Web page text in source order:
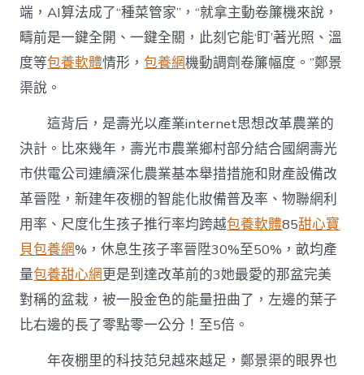
端，AI算法成了“種菜管家”，“就拿主動卷簾機來說，
疇前是一鍵全開、一鍵全關，此刻它能‘盯’著光照、溫
度等包養軟體情形，包養網機動調劑卷簾幅度。”鄭景
渠說。
這背后，是壽光以產業internet思想改革農業的
決計。比來幾年，壽光市農業鄉村部分結合國網壽光
市供電公司連續深化農業基本舉措措施和財產設備改
革晉陞，新建年夜棚的智能化妝備普及率、物聯網利
用率、尺度化生孩子推行率均跨越包養軟體85甜心寶
貝包養網%，休息生孩子率晉陞30%至50%，畝均產
量包養甜心網更是到達改革前的3她最愛的那盆完美
對稱的盆栽，被一股金色的能量扭曲了，左邊的葉子
比右邊的長了零點零一公分！至5倍。
年夜棚里的科技范兒越來越足，鄭景渠的眼界也